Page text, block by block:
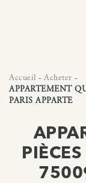
Accueil - Acheter -
APPARTEMENT
PARIS APPARTE